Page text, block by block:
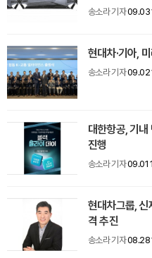
송소라 기자09.03
현대차·기아,
송소라 기자09.02
대한항공, 기내
진행
송소라 기자09.01
현대차그룹,
격 추진
송소라 기자08.28